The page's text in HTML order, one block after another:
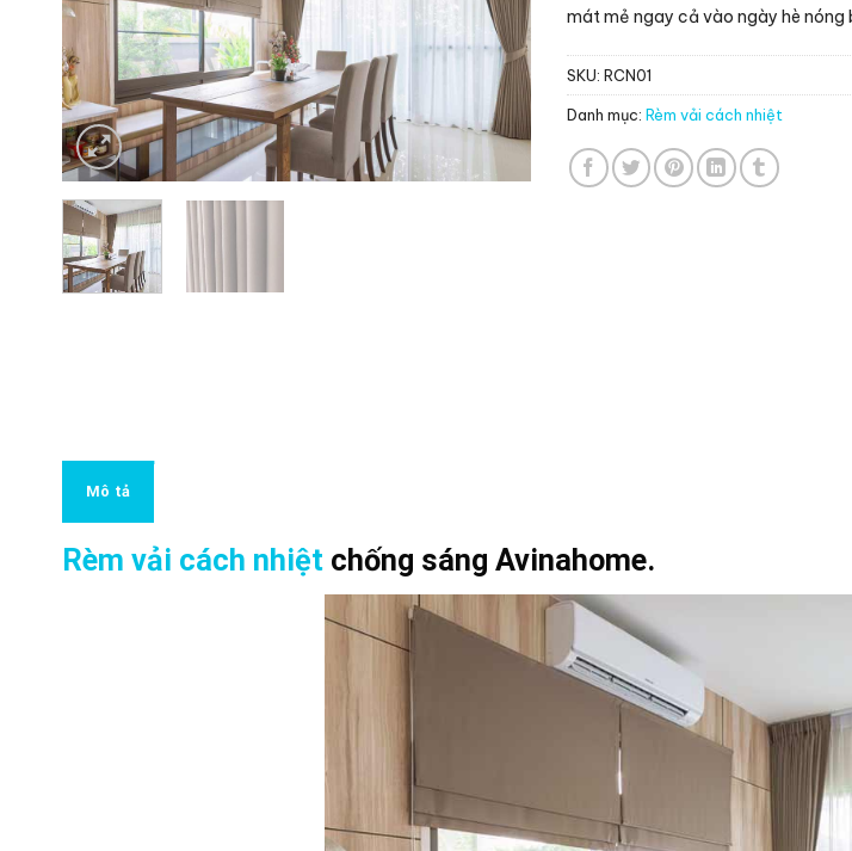
mát mẻ ngay cả vào ngày hè nóng
SKU:RCN01
Danh mục:Rèm vải cách nhiệt
Mô tả
Rèm vải cách nhiệt chống sáng Avinahome.